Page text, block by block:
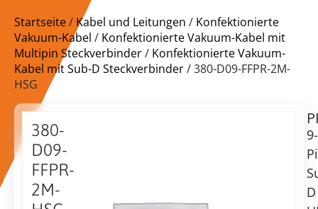
Startseite/ Kabel und Leitungen / Konfektionierte
Vakuum-Kabel / Konfektionierte Vakuum-Kabel mit
Multipin Steckverbinder/ Konfektionierte Vakuum-
Kabel mit Sub-D Steckverbinder/ 380-D09-FFPR-2M-
HSG
380-
D09-
FFPR-
2M-
$
Lieferzeit:
9-
D